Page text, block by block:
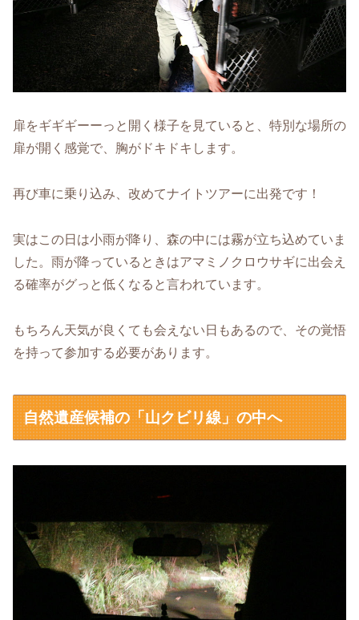
扉をギギギーーっと開く様子を見ていると、特別な場所の
扉が開く感覚で、胸がドキドキします。
再び車に乗り込み、改めてナイトツアーに出発です！
実はこの日は小雨が降り、森の中には霧が立ち込めていま
した。雨が降っているときはアマミノクロウサギに出会え
る確率がグっと低くなると言われています。
もちろん天気が良くても会えない日もあるので、その覚悟
を持って参加する必要があります。
自然遺産候補の「山クビリ線」の中へ